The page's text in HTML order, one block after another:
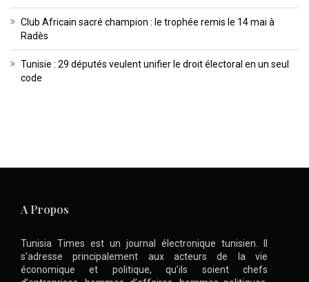
Club Africain sacré champion : le trophée remis le 14 mai à
Radès
Tunisie : 29 députés veulent unifier le droit électoral en un seul
code
A Propos
Tunisia Times est un journal électronique tunisien. Il
s’adresse principalement aux acteurs de la vie
économique et politique, qu’ils soient chefs